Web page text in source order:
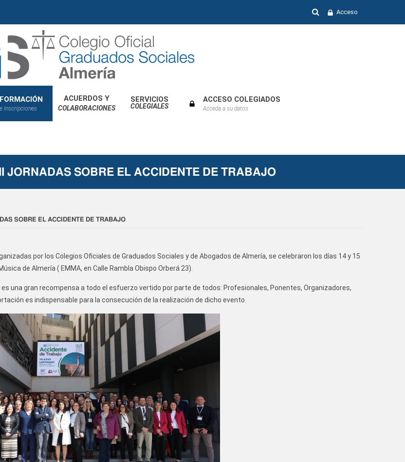
Acceso
FORMACIÓN
e Inscripciones
ACUERDOS Y
COLABORACIONES
SERVICIOS
COLEGIALES
ACCESO COLEGIADOS
Acceda a su datos
𝗦𝗢𝗕𝗥𝗘 𝗘𝗟 𝗔𝗖𝗖𝗜𝗗𝗘𝗡𝗧𝗘 𝗗𝗘 𝗧𝗥𝗔𝗕𝗔𝗝𝗢
𝗝𝗢𝗥𝗡𝗔𝗗𝗔𝗦 𝗦𝗢𝗕𝗥𝗘 𝗘𝗟 𝗔𝗖𝗖𝗜𝗗𝗘𝗡𝗧𝗘 𝗗𝗘 𝗧𝗥𝗔𝗕𝗔𝗝𝗢
por los Colegios Oficiales de Graduados Sociales y de Abogados de Almería, se celebraron los días 14 y 15
de Almería ( EMMA, en Calle Rambla Obispo Orberá 23).
una gran recompensa a todo el esfuerzo vertido por parte de todos: Profesionales, Ponentes, Organizadores,
es indispensable para la consecución de la realización de dicho evento.